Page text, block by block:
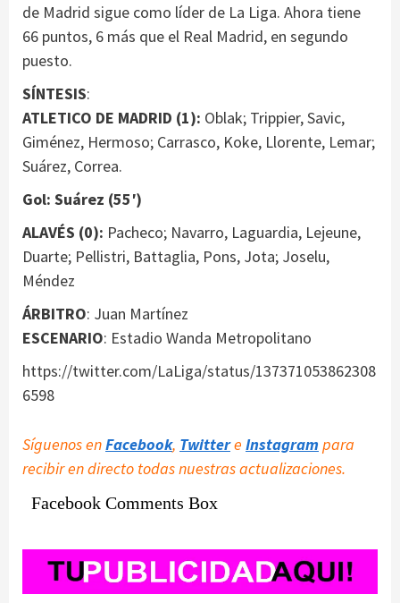
de Madrid sigue como líder de La Liga. Ahora tiene
66 puntos, 6 más que el Real Madrid, en segundo
puesto.
SÍNTESIS:
ATLETICO DE MADRID (1): Oblak; Trippier, Savic,
Giménez, Hermoso; Carrasco, Koke, Llorente, Lemar;
Suárez, Correa.
Gol: Suárez (55′)
ALAVÉS (0): Pacheco; Navarro, Laguardia, Lejeune,
Duarte; Pellistri, Battaglia, Pons, Jota; Joselu,
Méndez
ÁRBITRO: Juan Martínez
ESCENARIO: Estadio Wanda Metropolitano
https://twitter.com/LaLiga/status/137371053862308
6598
Síguenos enFacebook, Twittere Instagram para
recibir en directo todas nuestras actualizaciones.
Facebook Comments Box